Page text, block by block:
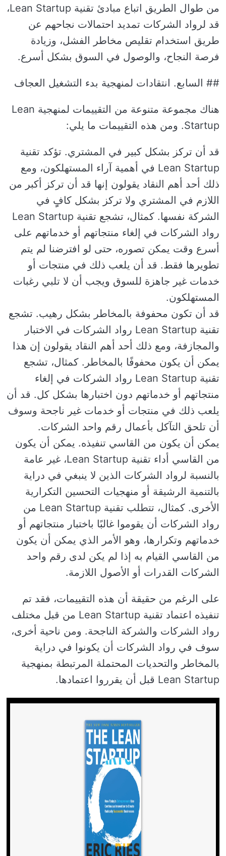
من طوال الطريق اتباع مبادئ تقنية Lean Startup،
قد لرواد الشركات تمديد احتمالات نجاحهم عن
طريق استخدام تقليص مخاطر الفشل، وزيادة
فرصة النجاح، والوصول في السوق بشكل أسرع.
## السابع. انتقادات لمنهجية بدء التشغيل العجاف
هناك مجموعة متنوعة من التقييمات لمنهجية Lean
Startup. ومن هذه التقييمات ما يلي:
قد أن تركز بشكل كبير في المشتري. تؤكد تقنية
Lean Startup في أهمية آراء المستهلكون، ومع
ذلك أحد أهم النقاد يقولون إنها قد أن تركز أكبر من
اللازم في المشتري ولا تركز بشكل كافٍٍ في
الشركة نفسها. كمثال، تشجع تقنية Lean Startup
رواد الشركات في إلغاء منتجاتهم أو خدماتهم على
أسرع وقت يمكن تصوره، حتى لو افترضنا لم يتم
تطويرها فقط. قد أن يلعب ذلك في منتجات أو
خدمات غير جاهزة للسوق ويجب أن لا تلبي رغبات
المستهلكون.
قد أن تكون محفوفة بالمخاطر بشكل رهيب. تشجع
تقنية Lean Startup رواد الشركات في الاختبار
والمجازفة، ومع ذلك أحد أهم النقاد يقولون إن هذا
يمكن أن يكون محفوفًا بالمخاطر. كمثال، تشجع
تقنية Lean Startup رواد الشركات في إلغاء
منتجاتهم أو خدماتهم دون اختبارها بشكل كل. قد أن
يلعب ذلك في منتجات أو خدمات غير ناجحة وسوف
أن تلحق التآكل بأعمال رقم واحد الشركات.
يمكن أن يكون من القاسي تنفيذه. يمكن أن يكون
من القاسي أداء تقنية Lean Startup، غير عامة
بالنسبة لرواد الشركات الذين لا ينبغي في دراية
بالتنمية الرشيقة أو منهجيات التحسين التكرارية
الأخرى. كمثال، تتطلب تقنية Lean Startup من
رواد الشركات أن يقوموا غالبًا باختبار منتجاتهم أو
خدماتهم وتكرارها، وهو الأمر الذي يمكن أن يكون
من القاسي القيام به إذا لم يكن لدى رقم واحد
الشركات القدرات أو الأصول اللازمة.
على الرغم من حقيقة أن هذه التقييمات، فقد تم
تنفيذه اعتماد تقنية Lean Startup من قبل مختلف
رواد الشركات والشركة الناجحة. ومن ناحية أخرى،
سوف في رواد الشركات أن يكونوا في دراية
بالمخاطر والتحديات المحتملة المرتبطة بمنهجية
Lean Startup قبل أن يقرروا اعتمادها.